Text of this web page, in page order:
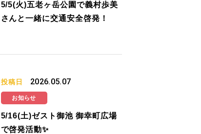
5/5(火)五老ヶ岳公園で義村歩美
さんと一緒に交通安全啓発！
投稿日 2026.05.07
お知らせ
5/16(土)ゼスト御池 御幸町広場
で啓発活動✨